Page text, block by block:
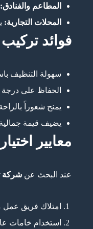
المطاعم والفنادق:
المحلات التجارية:
فوائد تركيب
سهولة التنظيف
الحفاظ على
يمنح شعوراً
يضيف قيمة
معايير
عند البحث عن شركة
امتلاك فريق
استخدام خامات